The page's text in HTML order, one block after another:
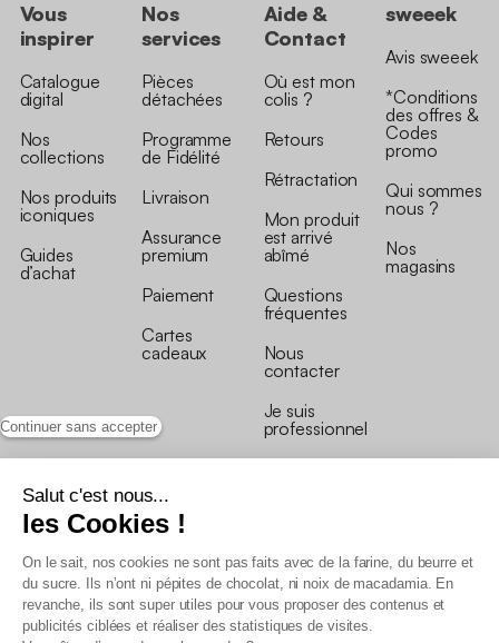
Continuer sans accepter
Salut c'est nous...
les Cookies !
On le sait, nos cookies ne sont pas faits avec de la farine, du beurre et
du sucre. Ils n’ont ni pépites de chocolat, ni noix de macadamia. En
revanche, ils sont super utiles pour vous proposer des contenus et
publicités ciblées et réaliser des statistiques de visites.
Vous
inspirer
Catalogue
digital
Nos
collections
Nos produits
iconiques
Guides
d’achat
Nos
services
Pièces
détachées
Programme
de Fidélité
Livraison
Assurance
premium
Paiement
Cartes
cadeaux
Aide &
Contact
Où est mon
colis ?
Retours
Rétractation
Mon produit
est arrivé
abîmé
Questions
fréquentes
Nous
contacter
Je suis
professionnel
sweeek
Avis sweeek
*Conditions
des offres &
Codes
promo
Qui sommes
nous ?
Nos
magasins
Conditions générales de vente
Conditions générales du programme de fidélité
Charte de données personnelles
Conditions générales de vente Pro